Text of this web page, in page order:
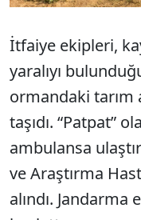
İtfaiye ekipleri,
yaralıyı
ormandaki tarım
taşıdı. “Patpat”
ambulansa
ve Araştırma
alındı.